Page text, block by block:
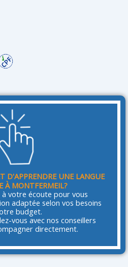
D'APPRENDRE UNE LANGUE
À MONTFERMEIL?
votre écoute pour vous
adaptée selon vos besoins
budget.
vous avec nos conseillers
directement.